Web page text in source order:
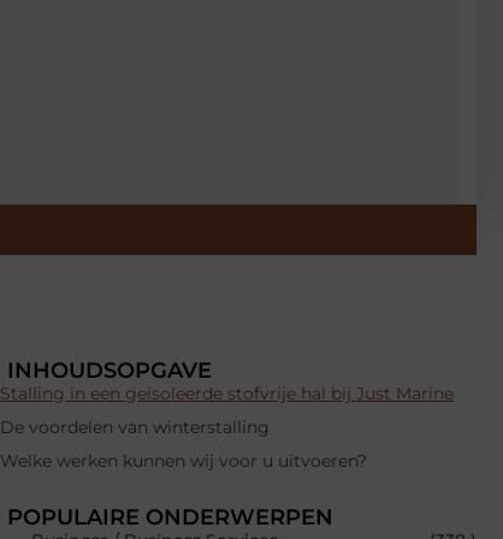
INHOUDSOPGAVE
Stalling in een geïsoleerde stofvrije hal bij Just Marine
De voordelen van winterstalling
Welke werken kunnen wij voor u uitvoeren?
POPULAIRE ONDERWERPEN